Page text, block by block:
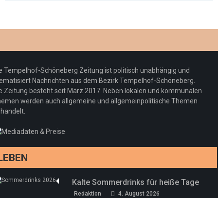
Redaktion 23. Juli 2026
Pepe Jeans London mit Summer Sale und
neuer Kollektion
Redaktion 19. Juli 2026
Woher kommt der Honig? – Neue EU-
Regeln gelten 14. Juni
drei neue Specials zur Fußball-WM
Tempelhof-Schöneberg Zeitung ist politisch unabhängig und
Nachrichten aus dem Bezirk Tempelhof-Schöneberg.
Zeitung besteht seit März 2017. Neben lokalen und kommunalen
werden auch allgemeine und allgemeinpolitische Themen
Kalte Sommerdrinks für heiße Tage
Redaktion 4. August 2026